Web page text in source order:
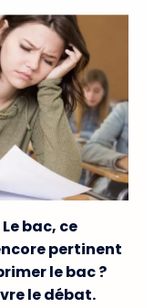
bac, ce
pertinent
le bac ?
le débat.